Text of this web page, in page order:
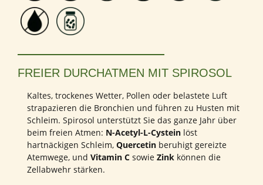
FREIER DURCHATMEN MIT SPIROSOL
Kaltes, trockenes Wetter, Pollen oder belastete Luft
strapazieren die Bronchien und führen zu Husten mit
Schleim. Spirosol unterstützt Sie das ganze Jahr über
beim freien Atmen: N-Acetyl-L-Cystein löst
hartnäckigen Schleim, Quercetin beruhigt gereizte
Atemwege, und Vitamin C sowie Zink können die
Zellabwehr stärken.